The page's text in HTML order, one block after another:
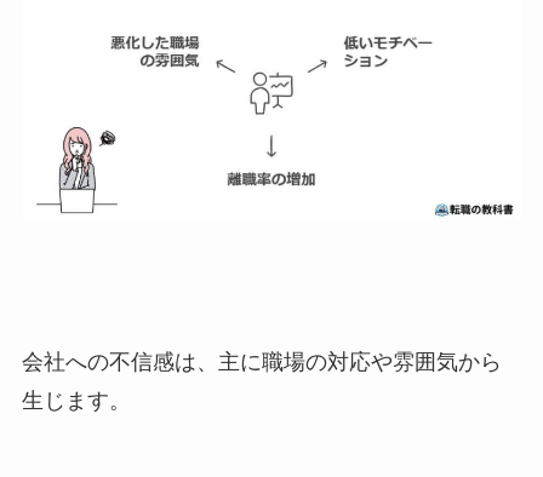
会社への不信感は、主に職場の対応や雰囲気から
生じます。